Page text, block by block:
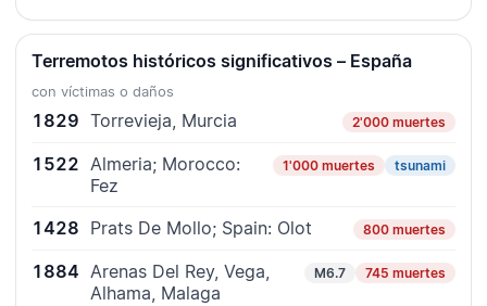
Terremotos históricos significativos – España
con víctimas o daños
1829 Torrevieja, Murcia 2'000 muertes
1522 Almeria; Morocco:
Fez
1'000 muertes tsunami
1428 Prats De Mollo; Spain: Olot 800 muertes
1884 Arenas Del Rey, Vega,
Alhama, Malaga
M6.7 745 muertes